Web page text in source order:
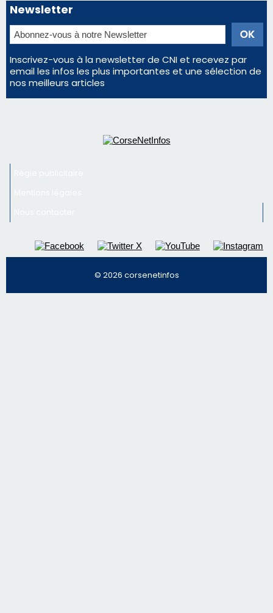
profiter pleinement du spectacle ?
En Corse, un début de saison marqué par une
consommation en recul dans les restaurants
La gendarmerie alerte les restaurateurs corses
face à une nouvelle escroquerie au faux vendeur de